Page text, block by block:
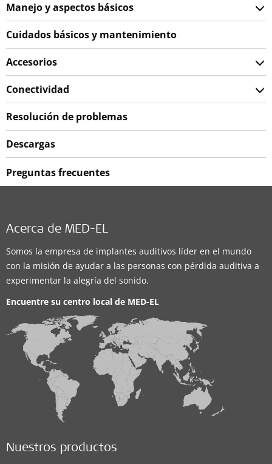
Manejo y aspectos básicos
Cuidados básicos y mantenimiento
Accesorios
Conectividad
Resolución de problemas
Descargas
Preguntas frecuentes
Acerca de MED-EL
Somos la empresa de implantes auditivos líder en el mundo
con la misión de ayudar a las personas con pérdida auditiva a
experimentar la alegría del sonido.
Encuentre su centro local de MED-EL
Nuestros productos